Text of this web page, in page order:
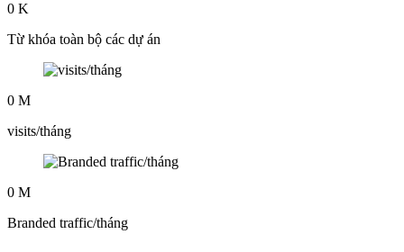
0 K
Từ khóa toàn bộ các dự án
0 M
visits/tháng
0 M
Branded traffic/tháng